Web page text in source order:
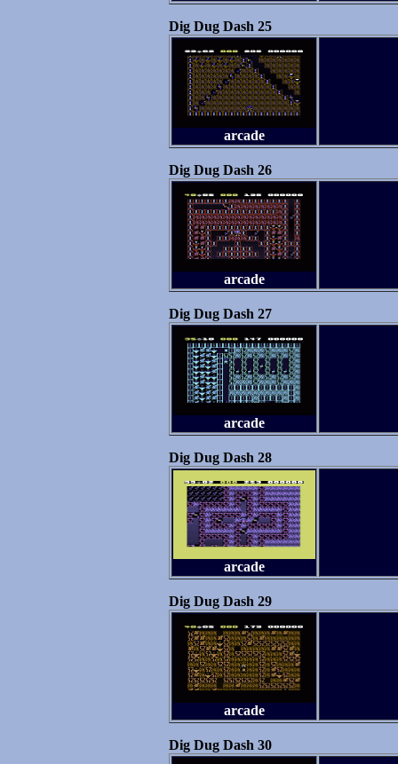
Dig Dug Dash 25
arcade
Dig Dug Dash 26
arcade
Dig Dug Dash 27
arcade
Dig Dug Dash 28
arcade
Dig Dug Dash 29
arcade
Dig Dug Dash 30